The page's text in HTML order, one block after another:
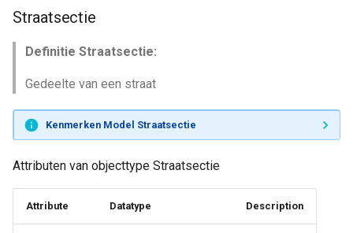
Straatsectie
Definitie Straatsectie:
Gedeelte van een straat
Kenmerken Model Straatsectie
Attributen van objecttype Straatsectie
Attribute Datatype Description